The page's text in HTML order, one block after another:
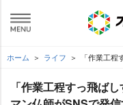
ホーム ライフ 「作業工
「作業工程すっ飛ば